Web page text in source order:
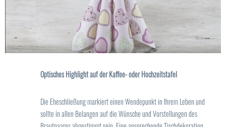
Optisches Highlight auf der Kaffee- oder Hochzeitstafel
Die Eheschließung markiert einen Wendepunkt in Ihrem Leben und
sollte in allen Belangen auf die Wünsche und Vorstellungen des